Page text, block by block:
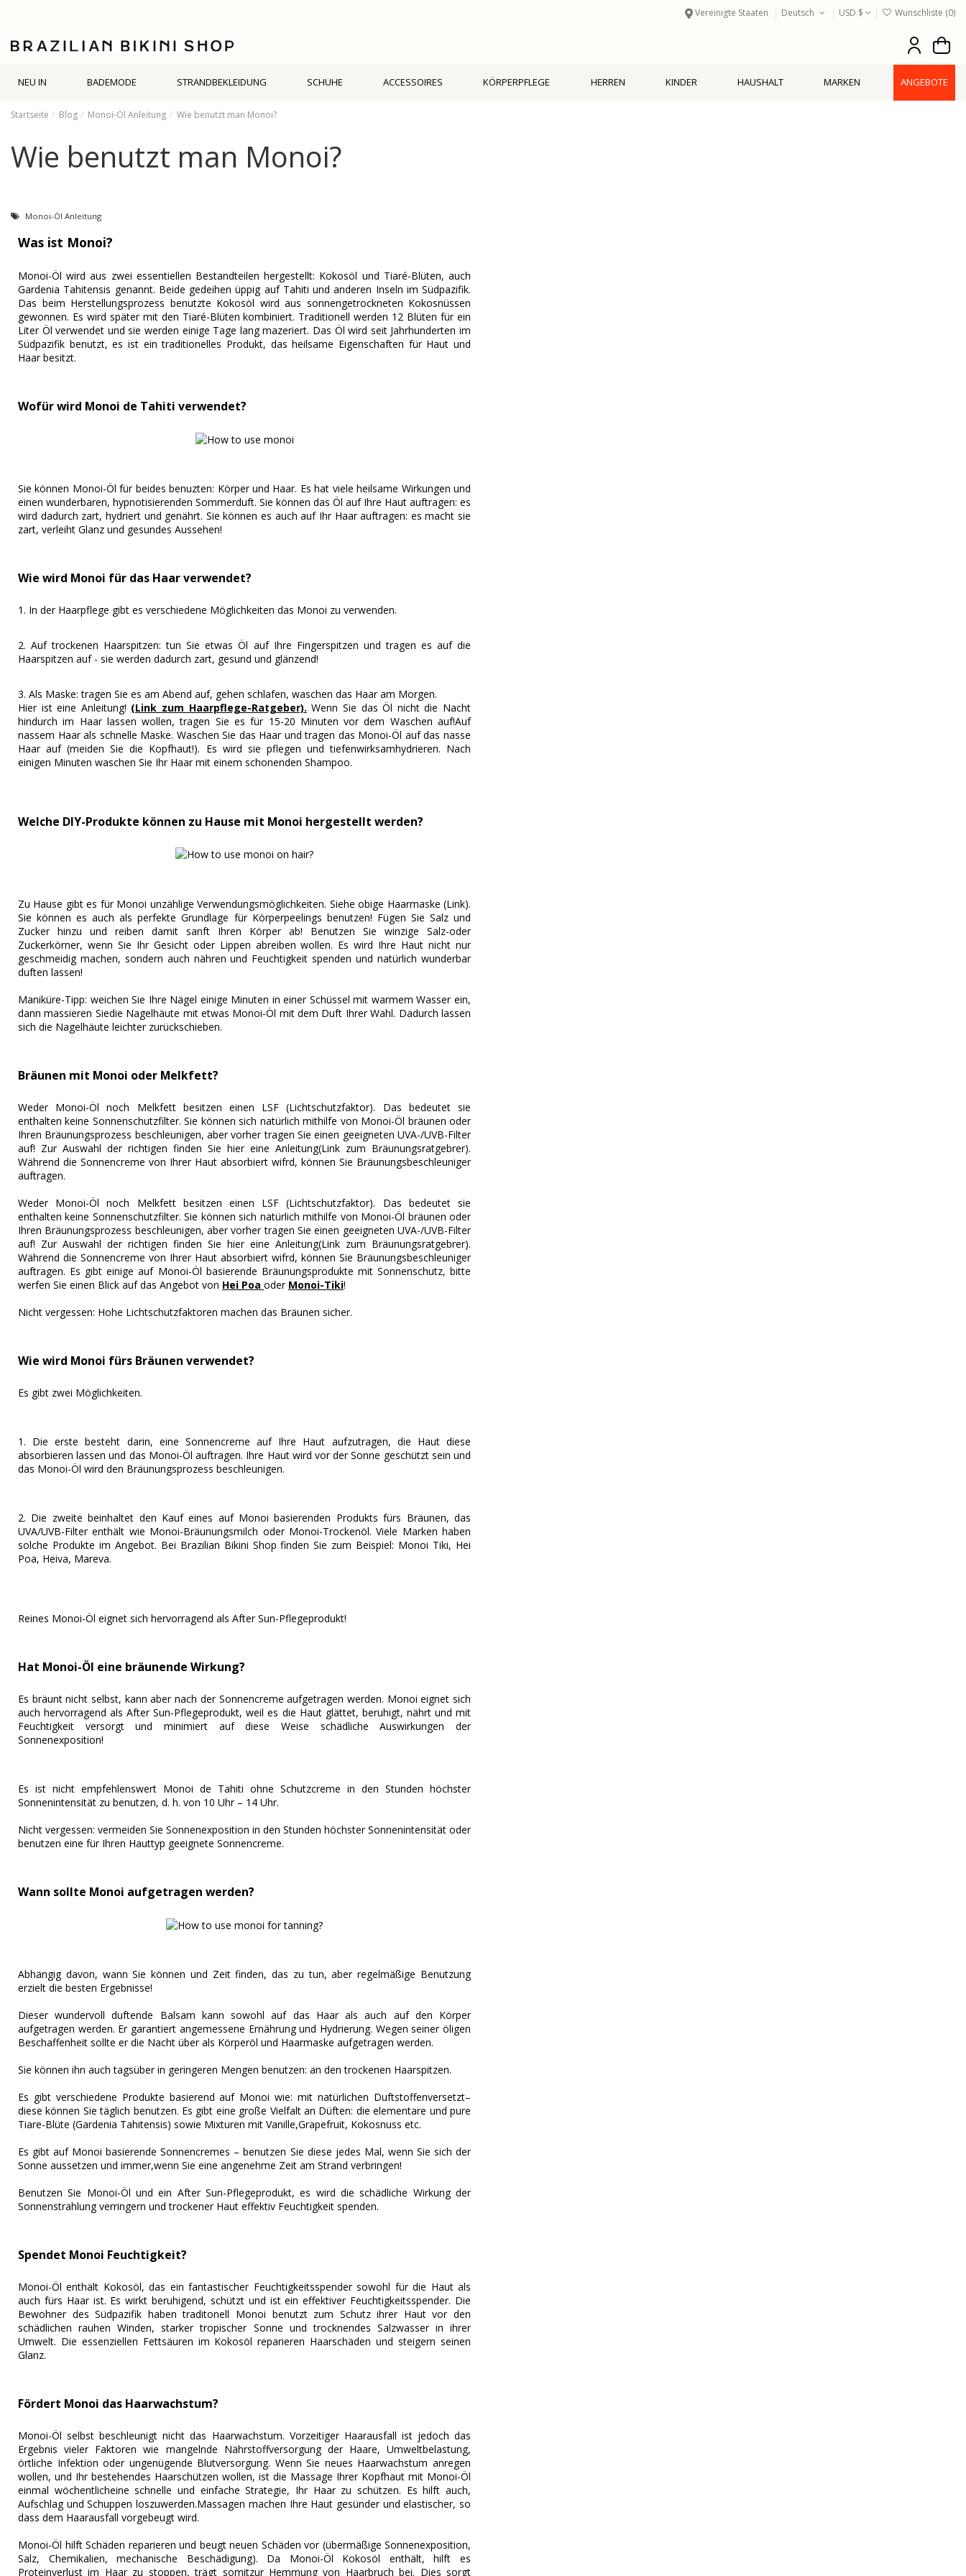
Vereinigte Staaten Deutsch USD $ Wunschliste (0)
NEU IN BADEMODE STRANDBEKLEIDUNG SCHUHE ACCESSOIRES KÖRPERPFLEGE HERREN KINDER HAUSHALT MARKEN ANGEBOTE
Startseite Blog Monoi-Öl Anleitung Wie benutzt man Monoi?
Wie benutzt man Monoi?
Monoi-Öl Anleitung
Was ist Monoi?
Monoi-Öl wird aus zwei essentiellen Bestandteilen hergestellt: Kokosöl und Tiaré-Blüten, auch
Gardenia Tahitensis genannt. Beide gedeihen üppig auf Tahiti und anderen Inseln im Südpazifik.
Das beim Herstellungsprozess benutzte Kokosöl wird aus sonnengetrockneten Kokosnüssen
gewonnen. Es wird später mit den Tiaré-Blüten kombiniert. Traditionell werden 12 Blüten für ein
Liter Öl verwendet und sie werden einige Tage lang mazeriert. Das Öl wird seit Jahrhunderten im
Südpazifik benutzt, es ist ein traditionelles Produkt, das heilsame Eigenschaften für Haut und
Haar besitzt.
Wofür wird Monoi de Tahiti verwendet?
Sie können Monoi-Öl für beides benuzten: Körper und Haar. Es hat viele heilsame Wirkungen und
einen wunderbaren, hypnotisierenden Sommerduft. Sie können das Öl auf Ihre Haut auftragen: es
wird dadurch zart, hydriert und genährt. Sie können es auch auf Ihr Haar auftragen: es macht sie
zart, verleiht Glanz und gesundes Aussehen!
Wie wird Monoi für das Haar verwendet?
1. In der Haarpflege gibt es verschiedene Möglichkeiten das Monoi zu verwenden.
2. Auf trockenen Haarspitzen: tun Sie etwas Öl auf Ihre Fingerspitzen und tragen es auf die
Haarspitzen auf - sie werden dadurch zart, gesund und glänzend!
3. Als Maske: tragen Sie es am Abend auf, gehen schlafen, waschen das Haar am Morgen.
Hier ist eine Anleitung! (Link zum Haarpflege-Ratgeber). Wenn Sie das Öl nicht die Nacht
hindurch im Haar lassen wollen, tragen Sie es für 15-20 Minuten vor dem Waschen auf!Auf
nassem Haar als schnelle Maske. Waschen Sie das Haar und tragen das Monoi-Öl auf das nasse
Haar auf (meiden Sie die Kopfhaut!). Es wird sie pflegen und tiefenwirksamhydrieren. Nach
einigen Minuten waschen Sie Ihr Haar mit einem schonenden Shampoo.
Welche DIY-Produkte können zu Hause mit Monoi hergestellt werden?
Zu Hause gibt es für Monoi unzählige Verwendungsmöglichkeiten. Siehe obige Haarmaske (Link).
Sie können es auch als perfekte Grundlage für Körperpeelings benutzen! Fügen Sie Salz und
Zucker hinzu und reiben damit sanft Ihren Körper ab! Benutzen Sie winzige Salz-oder
Zuckerkörner, wenn Sie Ihr Gesicht oder Lippen abreiben wollen. Es wird Ihre Haut nicht nur
geschmeidig machen, sondern auch nähren und Feuchtigkeit spenden und natürlich wunderbar
duften lassen!
Maniküre-Tipp: weichen Sie Ihre Nägel einige Minuten in einer Schüssel mit warmem Wasser ein,
dann massieren Siedie Nagelhäute mit etwas Monoi-Öl mit dem Duft Ihrer Wahl. Dadurch lassen
sich die Nagelhäute leichter zurückschieben.
Bräunen mit Monoi oder Melkfett?
Weder Monoi-Öl noch Melkfett besitzen einen LSF (Lichtschutzfaktor). Das bedeutet sie
enthalten keine Sonnenschutzfilter. Sie können sich natürlich mithilfe von Monoi-Öl bräunen oder
Ihren Bräunungsprozess beschleunigen, aber vorher tragen Sie einen geeigneten UVA-/UVB-Filter
auf! Zur Auswahl der richtigen finden Sie hier eine Anleitung(Link zum Bräunungsratgebrer).
Während die Sonnencreme von Ihrer Haut absorbiert wifrd, können Sie Bräunungsbeschleuniger
auftragen.
Weder Monoi-Öl noch Melkfett besitzen einen LSF (Lichtschutzfaktor). Das bedeutet sie
enthalten keine Sonnenschutzfilter. Sie können sich natürlich mithilfe von Monoi-Öl bräunen oder
Ihren Bräunungsprozess beschleunigen, aber vorher tragen Sie einen geeigneten UVA-/UVB-Filter
auf! Zur Auswahl der richtigen finden Sie hier eine Anleitung(Link zum Bräunungsratgebrer).
Während die Sonnencreme von Ihrer Haut absorbiert wifrd, können Sie Bräunungsbeschleuniger
auftragen. Es gibt einige auf Monoi-Öl basierende Bräunungsprodukte mit Sonnenschutz, bitte
werfen Sie einen Blick auf das Angebot von Hei Poa oder Monoi-Tiki!
Nicht vergessen: Hohe Lichtschutzfaktoren machen das Bräunen sicher.
Wie wird Monoi fürs Bräunen verwendet?
Es gibt zwei Möglichkeiten.
1. Die erste besteht darin, eine Sonnencreme auf Ihre Haut aufzutragen, die Haut diese
absorbieren lassen und das Monoi-Öl auftragen. Ihre Haut wird vor der Sonne geschützt sein und
das Monoi-Öl wird den Bräunungsprozess beschleunigen.
2. Die zweite beinhaltet den Kauf eines auf Monoi basierenden Produkts fürs Bräunen, das
UVA/UVB-Filter enthält wie Monoi-Bräunungsmilch oder Monoi-Trockenöl. Viele Marken haben
solche Produkte im Angebot. Bei Brazilian Bikini Shop finden Sie zum Beispiel: Monoi Tiki, Hei
Poa, Heiva, Mareva.
Reines Monoi-Öl eignet sich hervorragend als After Sun-Pflegeprodukt!
Hat Monoi-Öl eine bräunende Wirkung?
Es bräunt nicht selbst, kann aber nach der Sonnencreme aufgetragen werden. Monoi eignet sich
auch hervorragend als After Sun-Pflegeprodukt, weil es die Haut glättet, beruhigt, nährt und mit
Feuchtigkeit versorgt und minimiert auf diese Weise schädliche Auswirkungen der
Sonnenexposition!
Es ist nicht empfehlenswert Monoi de Tahiti ohne Schutzcreme in den Stunden höchster
Sonnenintensität zu benutzen, d. h. von 10 Uhr – 14 Uhr.
Nicht vergessen: vermeiden Sie Sonnenexposition in den Stunden höchster Sonnenintensität oder
benutzen eine für Ihren Hauttyp geeignete Sonnencreme.
Wann sollte Monoi aufgetragen werden?
Abhängig davon, wann Sie können und Zeit finden, das zu tun, aber regelmäßige Benutzung
erzielt die besten Ergebnisse!
Dieser wundervoll duftende Balsam kann sowohl auf das Haar als auch auf den Körper
aufgetragen werden. Er garantiert angemessene Ernährung und Hydrierung. Wegen seiner öligen
Beschaffenheit sollte er die Nacht über als Körperöl und Haarmaske aufgetragen werden.
Sie können ihn auch tagsüber in geringeren Mengen benutzen: an den trockenen Haarspitzen.
Es gibt verschiedene Produkte basierend auf Monoi wie: mit natürlichen Duftstoffenversetzt–
diese können Sie täglich benutzen. Es gibt eine große Vielfalt an Düften: die elementare und pure
Tiare-Blüte (Gardenia Tahitensis) sowie Mixturen mit Vanille,Grapefruit, Kokosnuss etc.
Es gibt auf Monoi basierende Sonnencremes – benutzen Sie diese jedes Mal, wenn Sie sich der
Sonne aussetzen und immer,wenn Sie eine angenehme Zeit am Strand verbringen!
Benutzen Sie Monoi-Öl und ein After Sun-Pflegeprodukt, es wird die schädliche Wirkung der
Sonnenstrahlung verringern und trockener Haut effektiv Feuchtigkeit spenden.
Spendet Monoi Feuchtigkeit?
Monoi-Öl enthält Kokosöl, das ein fantastischer Feuchtigkeitsspender sowohl für die Haut als
auch fürs Haar ist. Es wirkt beruhigend, schützt und ist ein effektiver Feuchtigkeitsspender. Die
Bewohner des Südpazifik haben traditonell Monoi benutzt zum Schutz ihrer Haut vor den
schädlichen rauhen Winden, starker tropischer Sonne und trocknendes Salzwasser in ihrer
Umwelt. Die essenziellen Fettsäuren im Kokosöl reparieren Haarschäden und steigern seinen
Glanz.
Fördert Monoi das Haarwachstum?
Monoi-Öl selbst beschleunigt nicht das Haarwachstum. Vorzeitiger Haarausfall ist jedoch das
Ergebnis vieler Faktoren wie mangelnde Nährstoffversorgung der Haare, Umweltbelastung,
örtliche Infektion oder ungenügende Blutversorgung. Wenn Sie neues Haarwachstum anregen
wollen, und Ihr bestehendes Haarschützen wollen, ist die Massage Ihrer Kopfhaut mit Monoi-Öl
einmal wöchentlicheine schnelle und einfache Strategie, Ihr Haar zu schützen. Es hilft auch,
Aufschlag und Schuppen loszuwerden.Massagen machen Ihre Haut gesünder und elastischer, so
dass dem Haarausfall vorgebeugt wird.
Monoi-Öl hilft Schäden reparieren und beugt neuen Schäden vor (übermäßige Sonnenexposition,
Salz, Chemikalien, mechanische Beschädigung). Da Monoi-Öl Kokosöl enthält, hilft es
Proteinverlust im Haar zu stoppen, trägt somitzur Hemmung von Haarbruch bei. Dies sorgt